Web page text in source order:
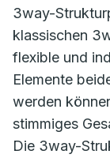
3way-
klassischen
flexible und
Elemente
werden
stimmiges
Die 3way-